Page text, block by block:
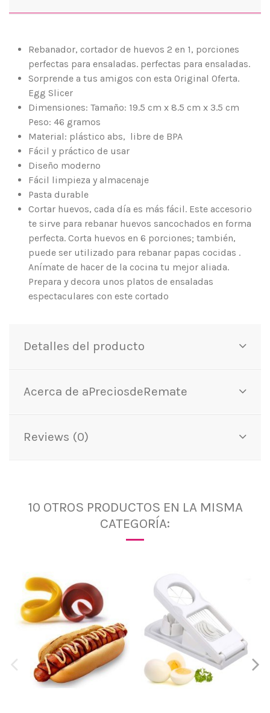
Rebanador, cortador de huevos 2 en 1, porciones
perfectas para ensaladas. perfectas para ensaladas.
Sorprende a tus amigos con esta Original Oferta.
Egg Slicer
Dimensiones: Tamaño: 19.5 cm x 8.5 cm x 3.5 cm
Peso: 46 gramos
Material: plástico abs, libre de BPA
Fácil y práctico de usar
Diseño moderno
Fácil limpieza y almacenaje
Pasta durable
Cortar huevos, cada día es más fácil. Este accesorio
te sirve para rebanar huevos sancochados en forma
perfecta. Corta huevos en 6 porciones; también,
puede ser utilizado para rebanar papas cocidas .
Anímate de hacer de la cocina tu mejor aliada.
Prepara y decora unos platos de ensaladas
espectaculares con este cortado
Detalles del producto
Acerca de aPreciosdeRemate
Reviews (0)
10 OTROS PRODUCTOS EN LA MISMA
CATEGORÍA: